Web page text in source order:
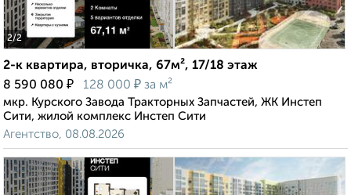
2/2
2-к квартира, вторичка, 67м², 17/18 этаж
8 590 080 ₽ 128 000 ₽ за м²
мкр. Курского Завода Тракторных Запчастей, ЖК Инстеп
Сити, жилой комплекс Инстеп Сити
Агентство, 08.08.2026